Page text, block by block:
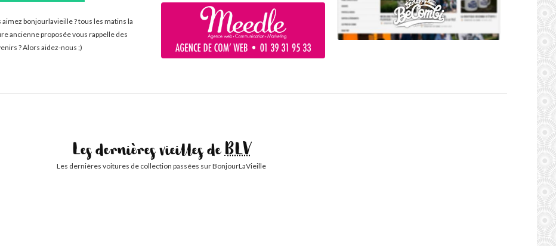
aimez bonjourlavieille ? tous les matins la
ancienne proposée vous rappelle des
? Alors aidez-nous ;)
Les dernières vieilles deBLV
Les dernières voitures de collection passées sur BonjourLaVieille